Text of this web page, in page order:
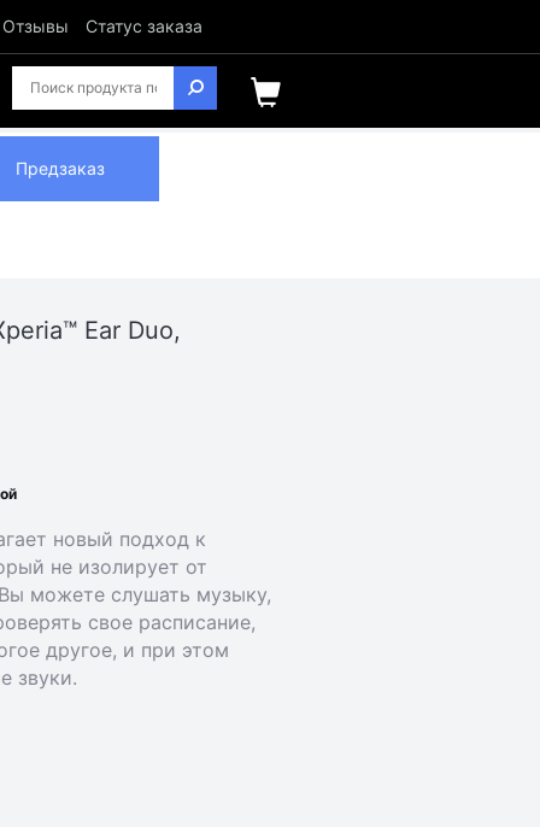
Отзывы Статус заказа
Предзаказ
Ear Duo,
новый подход к
не изолирует от
можете слушать музыку,
свое расписание,
другое, и при этом
звуки.